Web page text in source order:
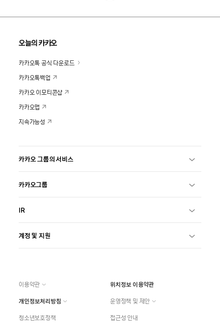
오늘의 카카오
카카오톡 공식 다운로드
카카오톡백업
카카오 이모티콘샵
카카오맵
지속가능성
카카오 그룹의 서비스
카카오그룹
IR
계정 및 지원
이용약관
위치정보 이용약관
개인정보처리방침
운영정책 및 제안
청소년보호정책
접근성 안내